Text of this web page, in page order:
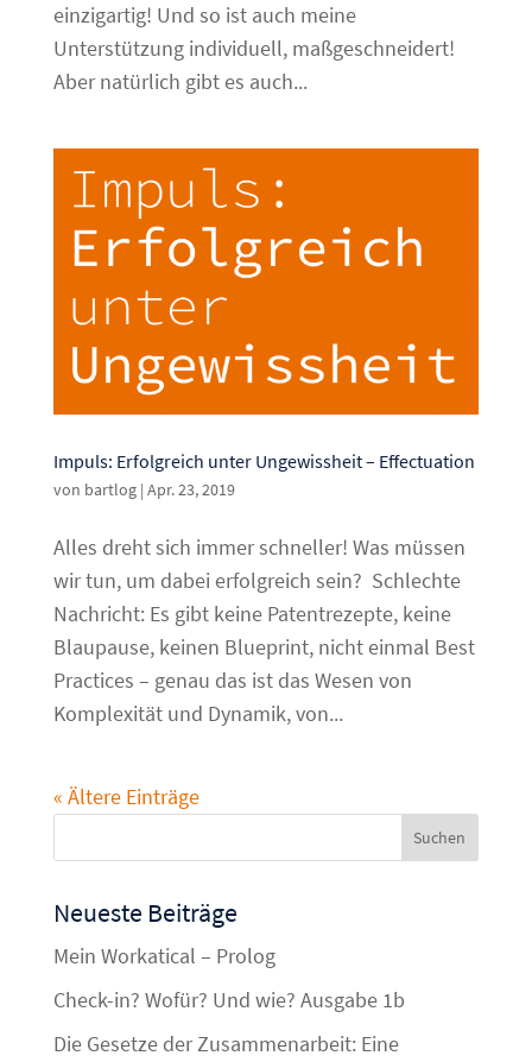
einzigartig! Und so ist auch meine
Unterstützung individuell, maßgeschneidert!
Aber natürlich gibt es auch...
Impuls: Erfolgreich unter Ungewissheit – Effectuation
von bartlog| Apr. 23, 2019
Alles dreht sich immer schneller! Was müssen
wir tun, um dabei erfolgreich sein? Schlechte
Nachricht: Es gibt keine Patentrezepte, keine
Blaupause, keinen Blueprint, nicht einmal Best
Practices – genau das ist das Wesen von
Komplexität und Dynamik, von...
« Ältere Einträge
Neueste Beiträge
Mein Workatical – Prolog
Check-in? Wofür? Und wie? Ausgabe 1b
Die Gesetze der Zusammenarbeit: Eine